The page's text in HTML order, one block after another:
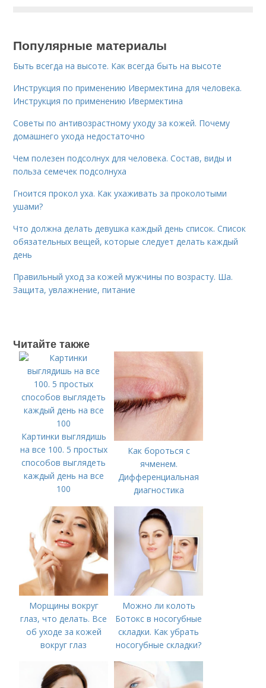
Популярные материалы
Быть всегда на высоте. Как всегда быть на высоте
Инструкция по применению Ивермектина для человека.
Инструкция по применению Ивермектина
Советы по антивозрастному уходу за кожей. Почему
домашнего ухода недостаточно
Чем полезен подсолнух для человека. Состав, виды и
польза семечек подсолнуха
Гноится прокол уха. Как ухаживать за проколотыми
ушами?
Что должна делать девушка каждый день список. Список
обязательных вещей, которые следует делать каждый
день
Правильный уход за кожей мужчины по возрасту. Ша.
Защита, увлажнение, питание
Читайте также
Картинки выглядишь
на все 100. 5 простых
способов выглядеть
каждый день на все
100
Как бороться с
ячменем.
Дифференциальная
диагностика
Морщины вокруг
глаз, что делать. Все
об уходе за кожей
вокруг глаз
Можно ли колоть
Ботокс в носогубные
складки. Как убрать
носогубные складки?